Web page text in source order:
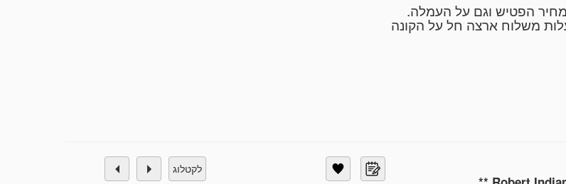
הפטיש וגם על העמלה.
משלוח ארצה חל על הקונה
לקטלוג